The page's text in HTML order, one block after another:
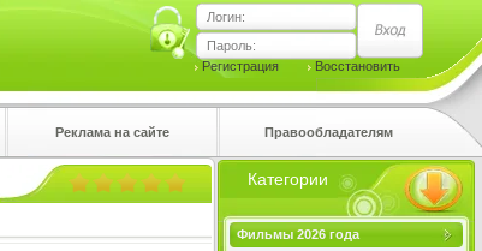
Логин:
Пароль:
Регистрация
Восстановить
Реклама на сайте Правообладателям
Категории
Фильмы 2026 года